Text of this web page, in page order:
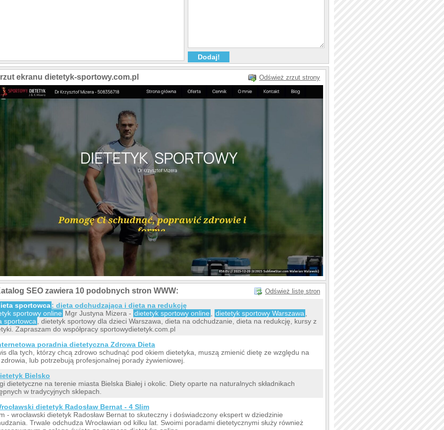
ekranu dietetyk-sportowy.com.pl Odśwież zrzut strony
SEO zawiera 10 podobnych stron WWW: Odśwież listę stron
sportowca: dieta odchudzająca i dieta na redukcję
sportowy online Mgr Justyna Mizera - dietetyk sportowy online dietetyk sportowy Warszawa
sportowca
, dietetyk sportowy dla dzieci Warszawa, dieta na odchudzanie, dieta na redukcję, kursy z
Zapraszam do współpracy sportowydietetyk.com.pl
poradnia dietetyczna Zdrowa Dieta
dla tych, którzy chcą zdrowo schudnąć pod okiem dietetyka, muszą zmienić dietę ze względu na
lub potrzebują profesjonalnej porady żywieniowej.
Bielsko
dietetyczne na terenie miasta Bielska Białej i okolic. Diety oparte na naturalnych składnikach
w tradycyjnych sklepach.
dietetyk Radosław Bernat - 4 Slim
- wrocławski dietetyk Radosław Bernat to skuteczny i doświadczony ekspert w dziedzinie
Trwale odchudza Wrocławian od kilku lat. Swoimi poradami dietetycznymi służy również